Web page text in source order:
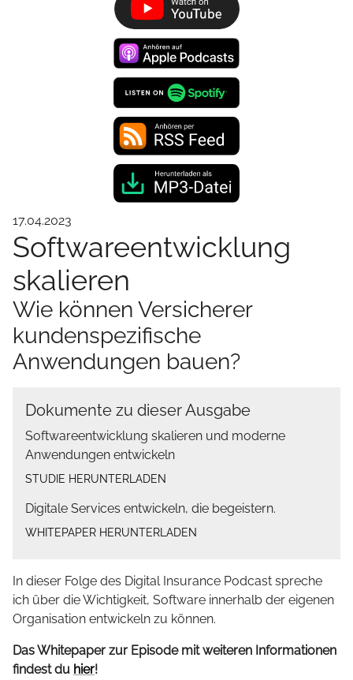
17.04.2023
Softwareentwicklung
skalieren
Wie können Versicherer
kundenspezifische
Anwendungen bauen?
Dokumente zu dieser Ausgabe
Softwareentwicklung skalieren und moderne
Anwendungen entwickeln
STUDIE HERUNTERLADEN
Digitale Services entwickeln, die begeistern.
WHITEPAPER HERUNTERLADEN
In dieser Folge des Digital Insurance Podcast spreche
ich über die Wichtigkeit, Software innerhalb der eigenen
Organisation entwickeln zu können.
Das Whitepaper zur Episode mit weiteren Informationen
findest du hier!